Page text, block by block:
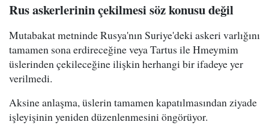
Rus askerlerinin çekilmesi söz konusu değil
Mutabakat metninde Rusya'nın Suriye'deki askeri varlığını
tamamen sona erdireceğine veya Tartus ile Hmeymim
üslerinden çekileceğine ilişkin herhangi bir ifadeye yer
verilmedi.
Aksine anlaşma, üslerin tamamen kapatılmasından ziyade
işleyişinin yeniden düzenlenmesini öngörüyor.